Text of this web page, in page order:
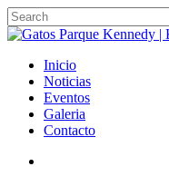
Skip
to
content
Close
search
Menu
Inicio
Noticias
Eventos
Galeria
Contacto